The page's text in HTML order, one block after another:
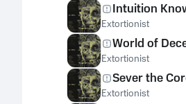
Intuition
Extortionist
World of
Extortionist
Sever the
Extortionist